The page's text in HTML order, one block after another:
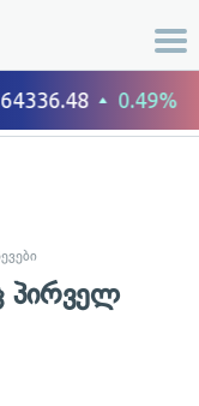
პირველ